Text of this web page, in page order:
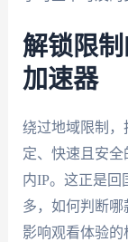
解锁限
加速器
绕过地域限制，
定、快速且安全
内IP。这正是回
多，如何判断
影响观看体验的